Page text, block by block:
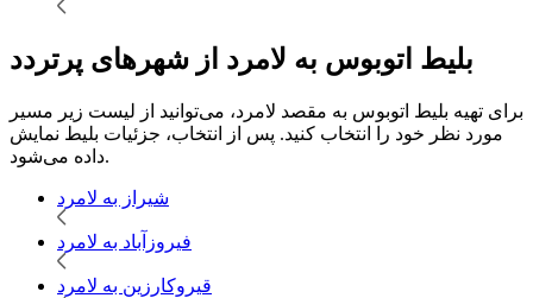
بلیط اتوبوس به لامرد از شهرهای پرتردد
برای تهیه بلیط اتوبوس به مقصد لامرد، می‌توانید از لیست زیر مسیر
مورد نظر خود را انتخاب کنید. پس از انتخاب، جزئیات بلیط نمایش
داده می‌شود.
شیراز به لامرد
فیروزآباد به لامرد
قیروکارزین به لامرد